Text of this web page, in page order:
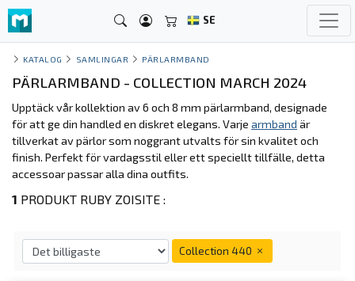
SE
KATALOG SAMLINGAR PÄRLARMBAND
PÄRLARMBAND - COLLECTION MARCH 2024
Upptäck vår kollektion av 6 och 8 mm pärlarmband, designade
för att ge din handled en diskret elegans. Varje armband är
tillverkat av pärlor som noggrant utvalts för sin kvalitet och
finish. Perfekt för vardagsstil eller ett speciellt tillfälle, detta
accessoar passar alla dina outfits.
1 PRODUKT RUBY ZOISITE :
Collection 440